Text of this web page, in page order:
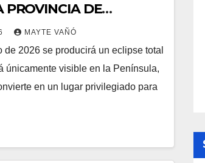
PROVINCIA DE
MAYTE VAÑÓ
de 2026 se producirá un eclipse total
únicamente visible en la Península,
en un lugar privilegiado para